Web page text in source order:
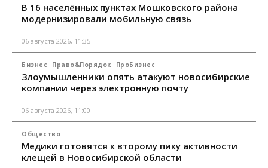
В 16 населённых пунктах Мошковского района
модернизировали мобильную связь
06 августа 2026, 11:35
Бизнес Право&Порядок ПроБизнес
Злоумышленники опять атакуют новосибирские
компании через электронную почту
06 августа 2026, 11:00
Общество
Медики готовятся к второму пику активности
клещей в Новосибирской области